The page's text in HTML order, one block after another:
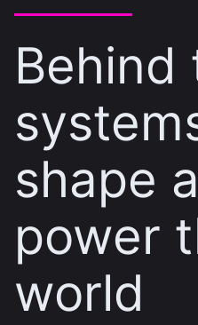
Behind
shape
power
world